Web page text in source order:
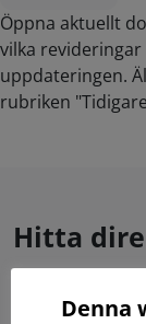
Öppna aktuellt
vilka
uppdateringen.
rubriken
Hitta
Denna